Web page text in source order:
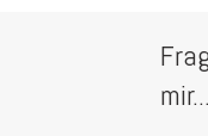
mir...